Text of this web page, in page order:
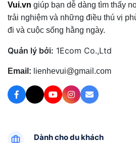
Vui.vn giúp bạn dễ dàng tìm thấy
trải nghiệm và những điều thú vị
đi và cuộc sống hằng ngày.
Quản lý bởi: 1Ecom Co.,Ltd
Email: lienhevui@gmail.com
Dành cho du khách